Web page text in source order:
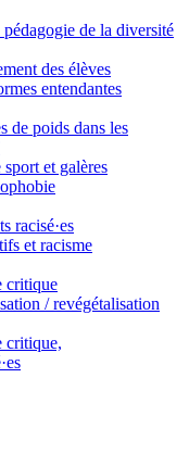
de la diversité
des élèves
entendantes
de poids dans les
et galères
racisé·es
et racisme
critique
/ revégétalisation
critique,